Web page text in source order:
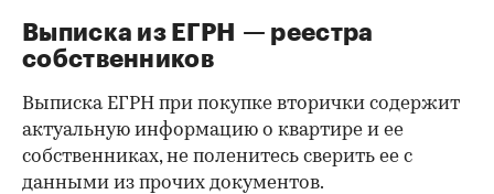
Выписка из ЕГРН — реестра
собственников
Выписка ЕГРН при покупке вторички содержит
актуальную информацию о квартире и ее
собственниках, не поленитесь сверить ее с
данными из прочих документов.